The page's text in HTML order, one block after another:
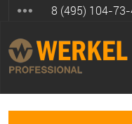
8 (495) 104-